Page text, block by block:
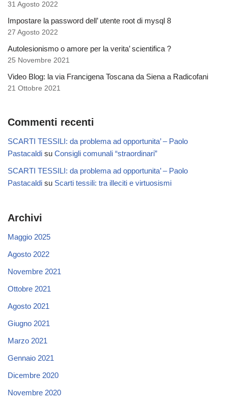
31 Agosto 2022
Impostare la password dell’ utente root di mysql 8
27 Agosto 2022
Autolesionismo o amore per la verita’ scientifica ?
25 Novembre 2021
Video Blog: la via Francigena Toscana da Siena a Radicofani
21 Ottobre 2021
Commenti recenti
SCARTI TESSILI: da problema ad opportunita’ – Paolo
Pastacaldi su Consigli comunali “straordinari”
SCARTI TESSILI: da problema ad opportunita’ – Paolo
Pastacaldi su Scarti tessili: tra illeciti e virtuosismi
Archivi
Maggio 2025
Agosto 2022
Novembre 2021
Ottobre 2021
Agosto 2021
Giugno 2021
Marzo 2021
Gennaio 2021
Dicembre 2020
Novembre 2020